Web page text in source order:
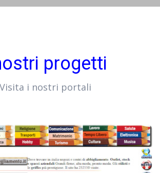
progetti
Visita i nostri portali